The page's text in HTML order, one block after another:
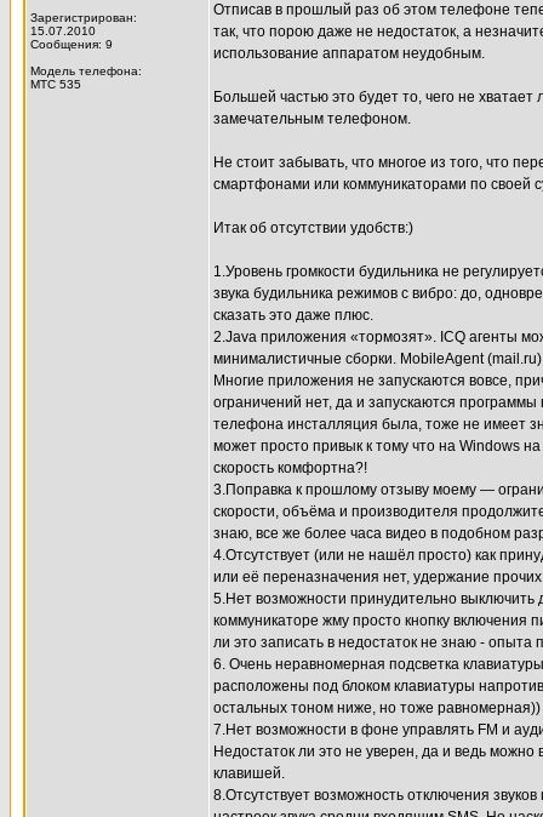
Зарегистрирован:
15.07.2010
Сообщения: 9
Модель телефона:
МТС 535
Отписав в прошлый раз об этом телефоне
так, что порою даже не недостаток, а
использование аппаратом неудобным.
Большей частью это будет то, чего не
замечательным телефоном.
Не стоит забывать, что многое из того, что
смартфонами или коммуникаторами по своей
Итак об отсутствии удобств:)
1.Уровень громкости будильника не
звука будильника режимов с вибро: до,
сказать это даже плюс.
2.Java приложения «тормозят». ICQ агенты
минималистичные сборки. MobileAgent
Многие приложения не запускаются вовсе,
ограничений нет, да и запускаются
телефона инсталляция была, тоже не имеет
может просто привык к тому что на Windows
скорость комфортна?!
3.Поправка к прошлому отзыву моему —
скорости, объёма и производителя
знаю, все же более часа видео в подобном
4.Отсутствует (или не нашёл просто) как
или её переназначения нет, удержание
5.Нет возможности принудительно
коммуникаторе жму просто кнопку включения
ли это записать в недостаток не знаю - опыта
6. Очень неравномерная подсветка
расположены под блоком клавиатуры
остальных тоном ниже, но тоже равномерная))
7.Нет возможности в фоне управлять FM и
Недостаток ли это не уверен, да и ведь
клавишей.
8.Отсутствует возможность отключения